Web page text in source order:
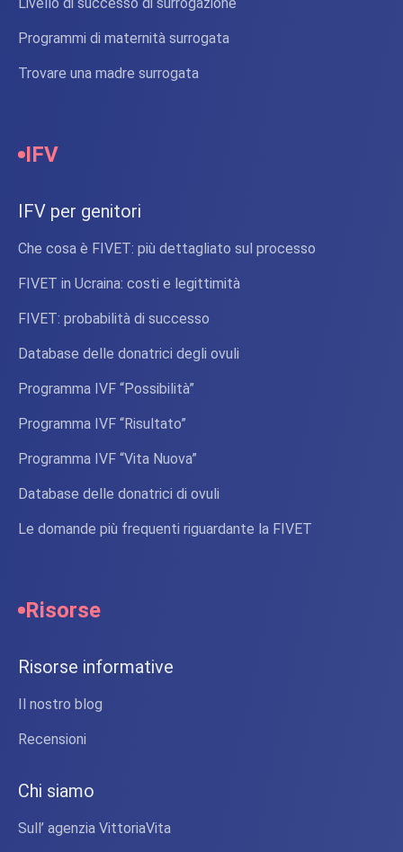
Programmi di maternità surrogata
Trovare una madre surrogata
IFV
IFV per genitori
Che cosa è FIVET: più dettagliato sul processo
FIVET in Ucraina: costi e legittimità
FIVET: probabilità di successo
Database delle donatrici degli ovuli
Programma IVF “Possibilità”
Programma IVF “Risultato”
Programma IVF “Vita Nuova”
Database delle donatrici di ovuli
Le domande più frequenti riguardante la FIVET
Risorse
Risorse informative
Il nostro blog
Recensioni
Chi siamo
Sull’ agenzia VittoriaVita